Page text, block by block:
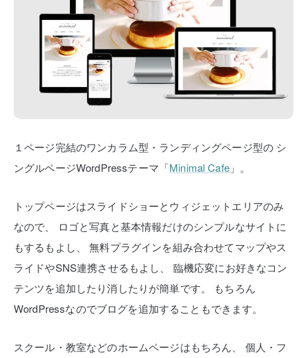
１ページ完結のワンカラム型・ランディングページ型の シ
ングルページWordPressテーマ「Minimal Cafe」。
トップページはスライドショーとウィジェットエリアのみ
なので、
ロゴと写真と基本情報だけのシンプルなサイトに
もするもよし、
無料プラグインを組み合わせてマップやス
ライドやSNS連携させるもよし、
臨機応変にお好きなコン
テンツを追加したり消したりが簡単です。
もちろん
WordPressなのでブログを追加することもできます。
スクール・教室などのホームページはもちろん、 個人・フ